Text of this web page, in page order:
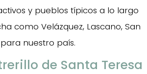
y pueblos típicos a lo largo
como Velázquez, Lascano, San
nuestro país.
de Santa Teresa